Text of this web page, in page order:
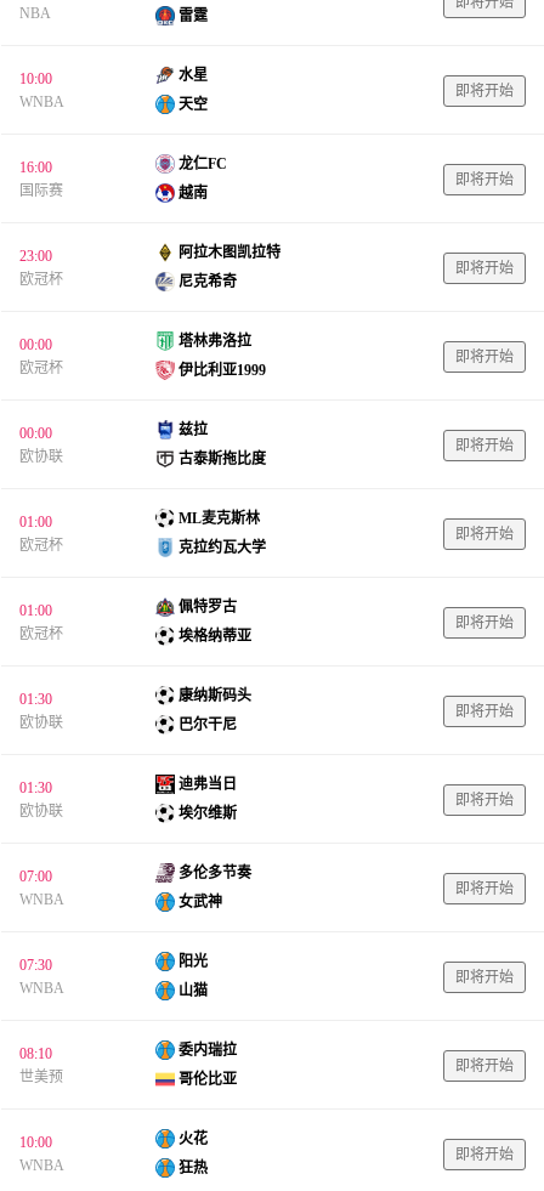
NBA
雷霆
10:00
WNBA
水星
天空
即将开始
16:00
国际赛
龙仁FC
越南
即将开始
23:00
欧冠杯
阿拉木图凯拉特
尼克希奇
即将开始
00:00
欧冠杯
塔林弗洛拉
伊比利亚1999
即将开始
00:00
欧协联
兹拉
古泰斯拖比度
即将开始
01:00
欧冠杯
ML麦克斯林
克拉约瓦大学
即将开始
01:00
欧冠杯
佩特罗古
埃格纳蒂亚
即将开始
01:30
欧协联
康纳斯码头
巴尔干尼
即将开始
01:30
欧协联
迪弗当日
埃尔维斯
即将开始
07:00
WNBA
多伦多节奏
女武神
即将开始
07:30
WNBA
阳光
山猫
即将开始
08:10
世美预
委内瑞拉
哥伦比亚
即将开始
10:00
WNBA
火花
狂热
即将开始